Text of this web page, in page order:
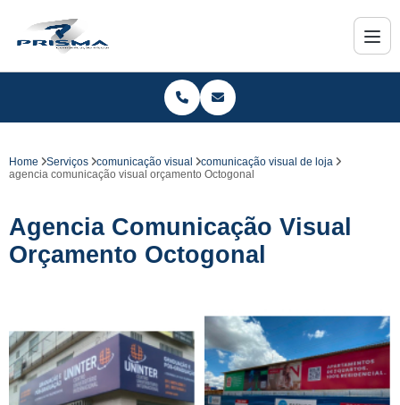
Home Serviços comunicação visual
comunicação visual de loja
agencia comunicação visual orçamento Octogonal
Agencia Comunicação Visual
Orçamento Octogonal